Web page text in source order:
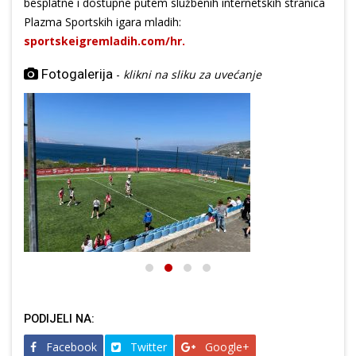
Plazma Sportskih igara mladih:
sportskeigremladih.com/hr.
Fotogalerija - klikni na sliku za uvećanje
PODIJELI NA:
Facebook Twitter Google+